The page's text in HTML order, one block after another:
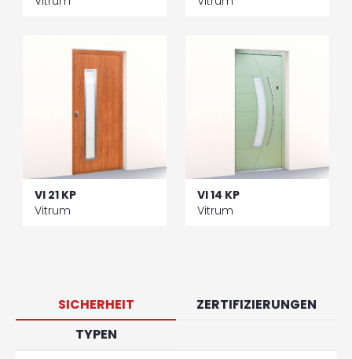
VI 21 KP
Vitrum
VI 14 KP
Vitrum
SICHERHEIT
ZERTIFIZIERUNGEN
TYPEN